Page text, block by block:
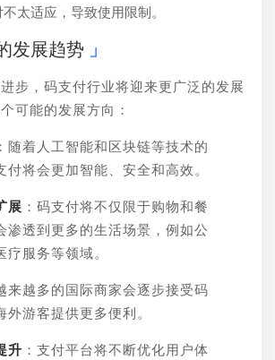
太适应，导致使用限制。
发展趋势
步，码支付行业将迎来更广泛的发展
可能的发展方向：
：随着人工智能和区块链等技术的
付将会更加智能、安全和高效。
展 ：码支付将不仅限于购物和餐
渗透到更多的生活场景，例如公
疗服务等领域。
来越多的国际商家会逐步接受码
外游客提供更多便利。
升 ：支付平台将不断优化用户体